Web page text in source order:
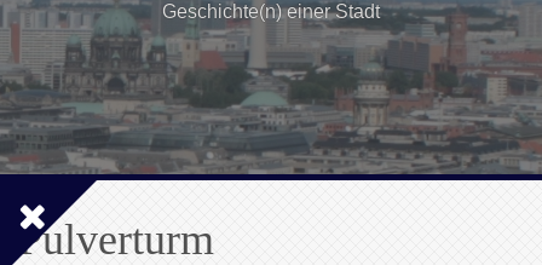
Geschichte(n) einer Stadt
Pulverturm